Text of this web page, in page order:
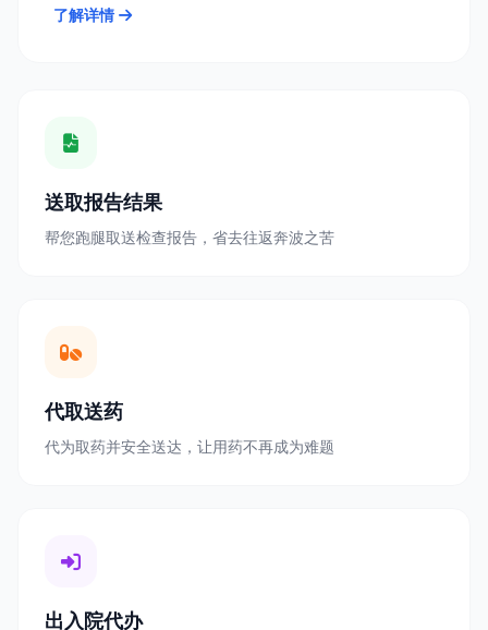
了解详情
送取报告结果
帮您跑腿取送检查报告，省去往返奔波之苦
代取送药
代为取药并安全送达，让用药不再成为难题
出入院代办